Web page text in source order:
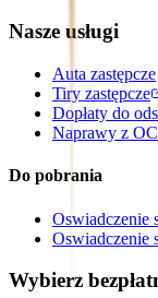
Nasze usługi
Auta zastępcze
Tiry zastępcze
Dopłaty do
Naprawy z
Do pobrania
Oswiadczenie
Oswiadczenie
Wybierz